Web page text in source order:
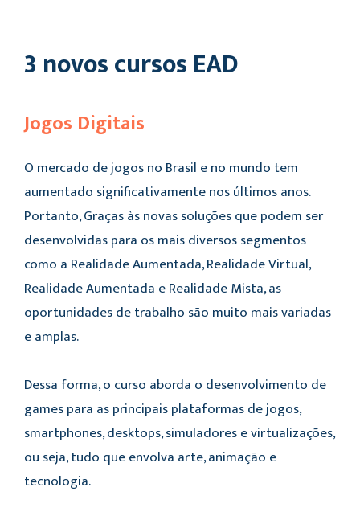
3 novos cursos EAD
Jogos Digitais
O mercado de jogos no Brasil e no mundo tem
aumentado significativamente nos últimos anos.
Portanto, Graças às novas soluções que podem ser
desenvolvidas para os mais diversos segmentos
como a Realidade Aumentada, Realidade Virtual,
Realidade Aumentada e Realidade Mista, as
oportunidades de trabalho são muito mais variadas
e amplas.
Dessa forma, o curso aborda o desenvolvimento de
games para as principais plataformas de jogos,
smartphones, desktops, simuladores e virtualizações,
ou seja, tudo que envolva arte, animação e
tecnologia.